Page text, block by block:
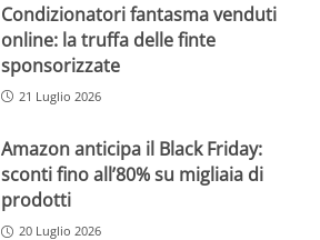
Condizionatori fantasma venduti
online: la truffa delle finte
sponsorizzate
21 Luglio 2026
Amazon anticipa il Black Friday:
sconti fino all’80% su migliaia di
prodotti
20 Luglio 2026